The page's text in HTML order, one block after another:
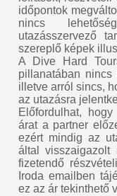
időpontok
nincs
utazásszervező
szereplő képek
A Dive Hard
pillanatában
illetve arról sincs,
az utazásra
Előfordulhat,
árat a partner
ezért mindig az
által
fizetendő
Iroda emailben
ez az ár tekinthető